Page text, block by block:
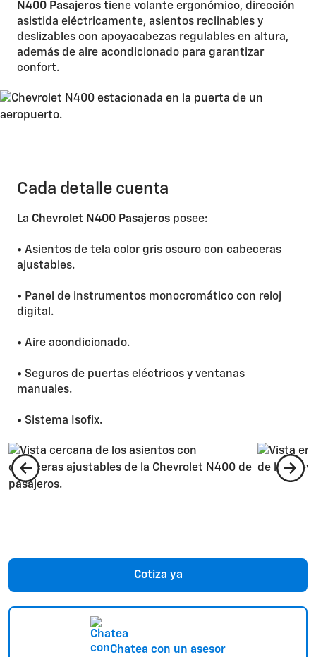
N400 Pasajeros tiene volante ergonómico, dirección
asistida eléctricamente, asientos reclinables y
deslizables con apoyacabezas regulables en altura,
además de aire acondicionado para garantizar
confort.
Cada detalle cuenta
La Chevrolet N400 Pasajeros posee:
• Asientos de tela color gris oscuro con cabeceras
ajustables.
• Panel de instrumentos monocromático con reloj
digital.
• Aire acondicionado.
• Seguros de puertas eléctricos y ventanas
manuales.
• Sistema Isofix.
Cotiza ya
Chatea con un asesor